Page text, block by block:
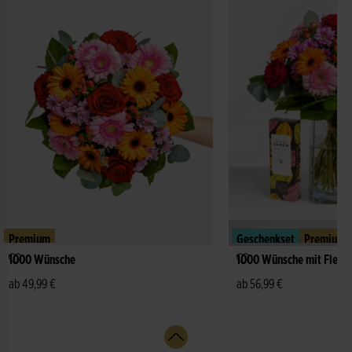
Premium
1000 Wünsche
ab 49,99 €
Geschenkset
Premium
1000 Wünsche mit Fleur
ab 56,99 €